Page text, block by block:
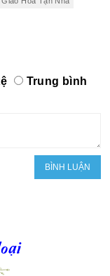
Trung bình